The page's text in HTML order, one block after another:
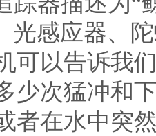
光感应器、
可以告诉我
少次猛冲和
者在水中突